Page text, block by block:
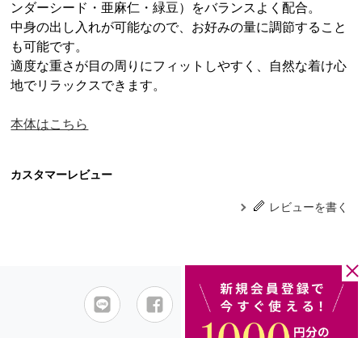
ンダーシード・亜麻仁・緑豆）をバランスよく配合。
中身の出し入れが可能なので、お好みの量に調節すること
も可能です。
適度な重さが目の周りにフィットしやすく、自然な着け心
地でリラックスできます。
本体はこちら
カスタマーレビュー
レビューを書く